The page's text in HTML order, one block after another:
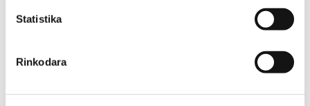
Statistika
Rinkodara
jaukumas ir stilius jūsų
Minkšti baldai yra vienas svarbiausių interjero elementų,
gali tapti pagrindiniu akcentu, subalansuoti kambario